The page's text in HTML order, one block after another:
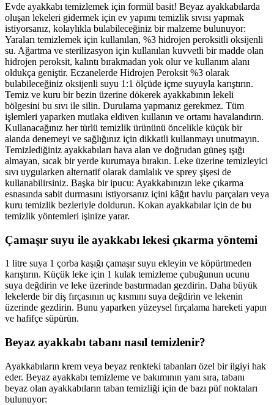
Evde ayakkabı temizlemek için formül basit! Beyaz ayakkabılarda
oluşan lekeleri gidermek için ev yapımı temizlik sıvısı yapmak
istiyorsanız, kolaylıkla bulabileceğiniz bir malzeme bulunuyor:
Yaraları temizlemek için kullanılan, %3 hidrojen peroksitli oksijenli
su. Ağartma ve sterilizasyon için kullanılan kuvvetli bir madde olan
hidrojen peroksit, kalıntı bırakmadan yok olur ve kullanım alanı
oldukça geniştir. Eczanelerde Hidrojen Peroksit %3 olarak
bulabileceğiniz oksijenli suyu 1:1 ölçüde içme suyuyla karıştırın.
Temiz ve kuru bir bezin üzerine dökerek ayakkabının lekeli
bölgesini bu sıvı ile silin. Durulama yapmanız gerekmez. Tüm
işlemleri yaparken mutlaka eldiven kullanın ve ortamı havalandırın.
Kullanacağınız her türlü temizlik ürününü öncelikle küçük bir
alanda denemeyi ve sağlığınız için dikkatli kullanmayı unutmayın.
Temizlediğiniz ayakkabıları hava alan ve doğrudan güneş ışığı
almayan, sıcak bir yerde kurumaya bırakın. Leke üzerine temizleyici
sıvı uygularken alternatif olarak damlalık ve sprey şişesi de
kullanabilirsiniz. Başka bir ipucu: Ayakkabınızın leke çıkarma
esnasında sabit durmasını istiyorsanız içini kâğıt havlu parçaları veya
kuru temizlik bezleriyle doldurun. Kokan ayakkabılar için de bu
temizlik yöntemleri işinize yarar.
Çamaşır suyu ile ayakkabı lekesi çıkarma yöntemi
1 litre suya 1 çorba kaşığı çamaşır suyu ekleyin ve köpürtmeden
karıştırın. Küçük leke için 1 kulak temizleme çubuğunun ucunu
suya değdirin ve leke üzerinde bastırmadan gezdirin. Daha büyük
lekelerde bir diş fırçasının uç kısmını suya değdirin ve lekenin
üzerinde gezdirin. Bunu yaparken yüzeysel fırçalama hareketi yapın
ve hafifçe süpürün.
Beyaz ayakkabı tabanı nasıl temizlenir?
Ayakkabıların krem veya beyaz renkteki tabanları özel bir ilgiyi hak
eder. Beyaz ayakkabı temizleme ve bakımının yanı sıra, tabanı
beyaz olan ayakkabıların taban temizliği için de bazı püf noktaları
bulunuyor: